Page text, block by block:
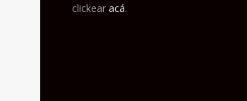
clickear acá.